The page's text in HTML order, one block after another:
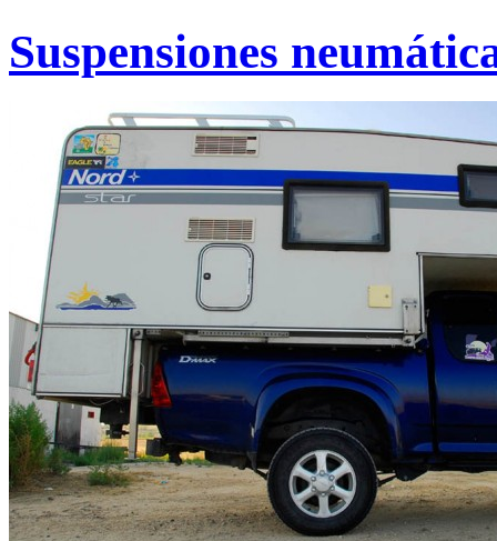
Suspensiones